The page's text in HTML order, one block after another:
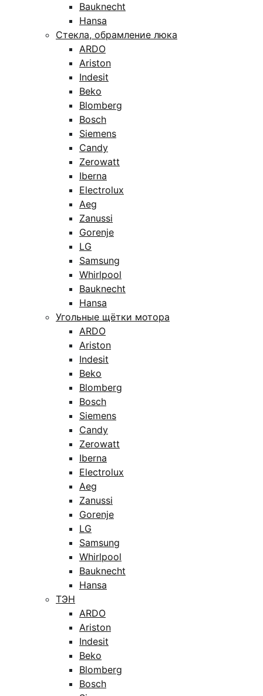
Bauknecht
Hansa
Стекла, обрамление люка
ARDO
Ariston
Indesit
Beko
Blomberg
Bosch
Siemens
Candy
Zerowatt
Iberna
Electrolux
Aeg
Zanussi
Gorenje
LG
Samsung
Whirlpool
Bauknecht
Hansa
Угольные щётки мотора
ARDO
Ariston
Indesit
Beko
Blomberg
Bosch
Siemens
Candy
Zerowatt
Iberna
Electrolux
Aeg
Zanussi
Gorenje
LG
Samsung
Whirlpool
Bauknecht
Hansa
ТЭН
ARDO
Ariston
Indesit
Beko
Blomberg
Bosch